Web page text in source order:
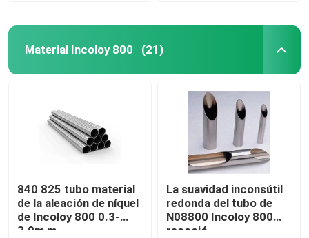
Material Incoloy 800 (21)
840 825 tubo material
de la aleación de níquel
de Incoloy 800 0.3-
3.0m m
La suavidad inconsútil
redonda del tubo de
N08800 Incoloy 800
recoció